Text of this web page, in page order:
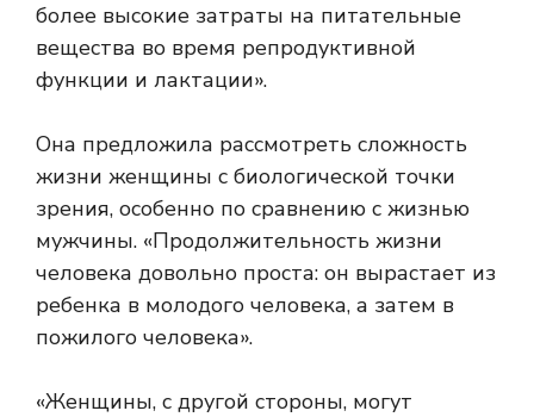
более высокие затраты на питательные
вещества во время репродуктивной
функции и лактации».
Она предложила рассмотреть сложность
жизни женщины с биологической точки
зрения, особенно по сравнению с жизнью
мужчины. «Продолжительность жизни
человека довольно проста: он вырастает из
ребенка в молодого человека, а затем в
пожилого человека».
«Женщины, с другой стороны, могут